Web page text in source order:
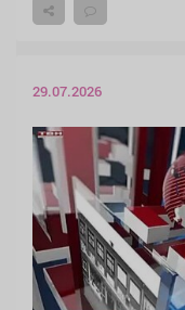
29.07.2026